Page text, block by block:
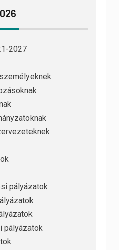
2027
pályázatok
pályázatok